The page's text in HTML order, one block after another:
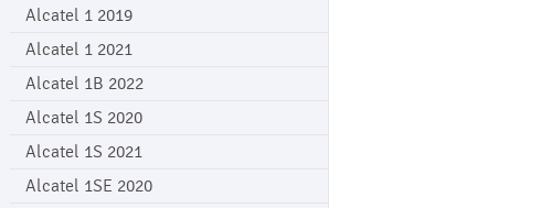
Alcatel 1 2019
Alcatel 1 2021
Alcatel 1B 2022
Alcatel 1S 2020
Alcatel 1S 2021
Alcatel 1SE 2020